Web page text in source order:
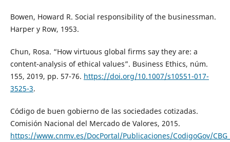
Bowen, Howard R. Social responsibility of the businessman.
Harper y Row, 1953.
Chun, Rosa. “How virtuous global firms say they are: a
content-analysis of ethical values”. Business Ethics, núm.
155, 2019, pp. 57-76. https://doi.org/10.1007/s10551-017-
3525-3.
Código de buen gobierno de las sociedades cotizadas.
Comisión Nacional del Mercado de Valores, 2015.
https://www.cnmv.es/DocPortal/Publicaciones/CodigoGov/